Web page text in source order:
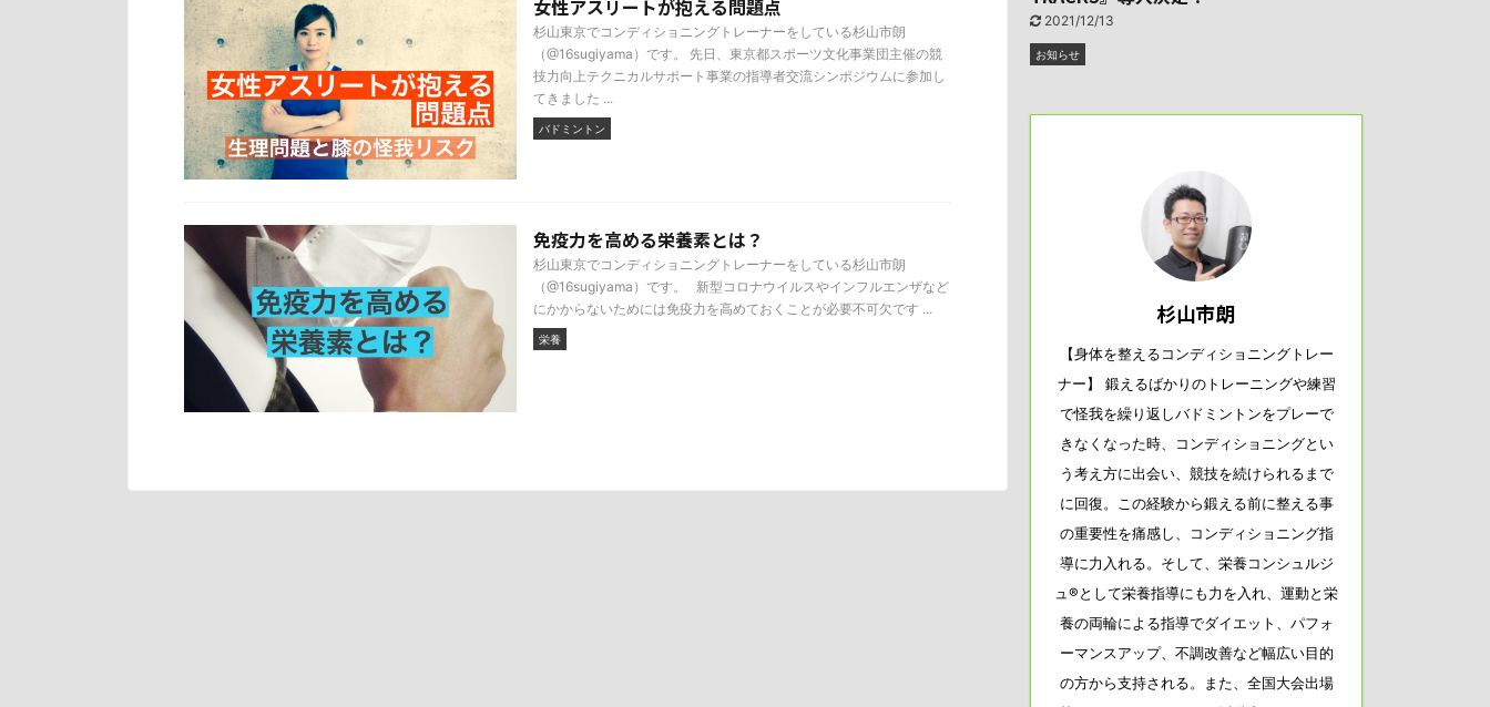
女性アスリートが抱える問題点
杉山東京でコンディショニングトレーナーをしている杉山市朗
（@16sugiyama）です。 先日、東京都スポーツ文化事業団主催の競
技力向上テクニカルサポート事業の指導者交流シンポジウムに参加し
てきました ...
バドミントン
免疫力を高める栄養素とは？
杉山東京でコンディショニングトレーナーをしている杉山市朗
（@16sugiyama）です。 新型コロナウイルスやインフルエンザなど
にかからないためには免疫力を高めておくことが必要不可欠です ...
栄養
2021/12/13
お知らせ
杉山市朗
【身体を整えるコンディショニングトレー
ナー】 鍛えるばかりのトレーニングや練習
で怪我を繰り返しバドミントンをプレーで
きなくなった時、コンディショニングとい
う考え方に出会い、競技を続けられるまで
に回復。この経験から鍛える前に整える事
の重要性を痛感し、コンディショニング指
導に力入れる。そして、栄養コンシュルジ
ュ®として栄養指導にも力を入れ、運動と栄
養の両輪による指導でダイエット、パフォ
ーマンスアップ、不調改善など幅広い目的
の方から支持される。また、全国大会出場